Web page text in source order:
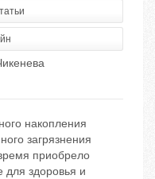
накопления
загрязнения
приобрело
для здоровья и